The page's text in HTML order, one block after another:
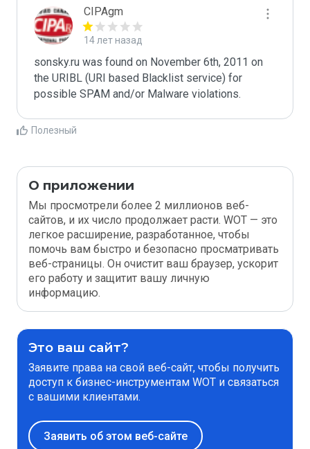
CIPAgm
14 лет назад
sonsky.ru was found on November 6th, 2011 on
the URIBL (URI based Blacklist service) for
Полезный
О приложении
Мы просмотрели более 2 миллионов веб-
сайтов, и их число продолжает расти. WOT — это
легкое расширение, разработанное, чтобы
помочь вам быстро и безопасно просматривать
веб-страницы. Он очистит ваш браузер, ускорит
его работу и защитит вашу личную
информацию.
Это ваш сайт?
Заявите права на свой веб-сайт, чтобы получить
доступ к бизнес-инструментам WOT и связаться
с вашими клиентами.
Заявить об этом веб-сайте